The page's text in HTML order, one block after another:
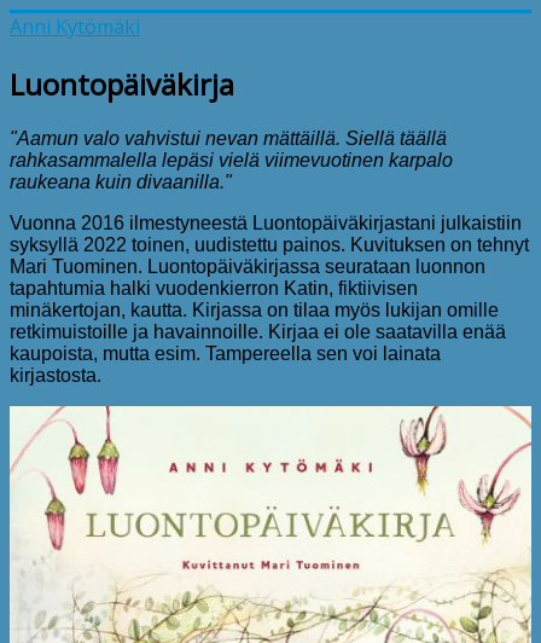
Anni Kytömäki
Luontopäiväkirja
"Aamun valo vahvistui nevan mättäillä. Siellä täällä
rahkasammalella lepäsi vielä viimevuotinen karpalo
raukeana kuin divaanilla."
Vuonna 2016 ilmestyneestä Luontopäiväkirjastani julkaistiin
syksyllä 2022 toinen, uudistettu painos. Kuvituksen on tehnyt
Mari Tuominen. Luontopäiväkirjassa seurataan luonnon
tapahtumia halki vuodenkierron Katin, fiktiivisen
minäkertojan, kautta. Kirjassa on tilaa myös lukijan omille
retkimuistoille ja havainnoille. Kirjaa ei ole saatavilla enää
kaupoista, mutta esim. Tampereella sen voi lainata
kirjastosta.